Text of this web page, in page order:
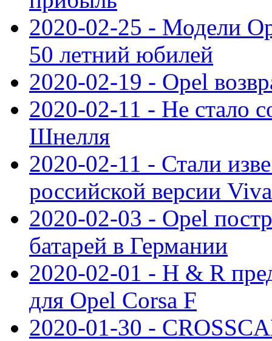
2020-02-25 - Модели
50 летний юбилей
2020-02-19 - Opel
2020-02-11 - Не стало
Шнелля
2020-02-11 - Стали
российской версии
2020-02-03 - Opel
батарей в Германии
2020-02-01 - H & R
для Opel Corsa F
2020-01-30 -